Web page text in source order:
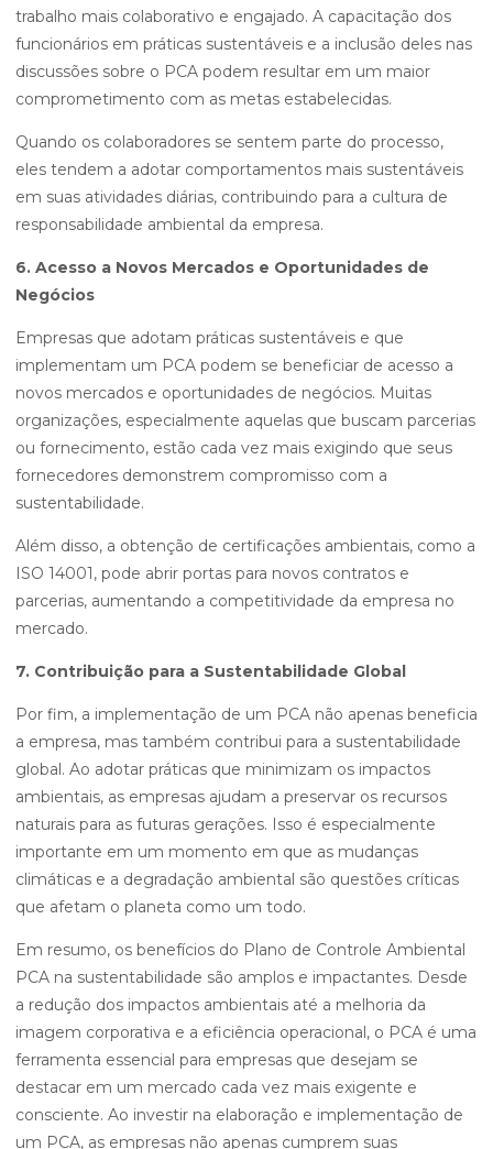
trabalho mais colaborativo e engajado. A capacitação dos
funcionários em práticas sustentáveis e a inclusão deles nas
discussões sobre o PCA podem resultar em um maior
comprometimento com as metas estabelecidas.
Quando os colaboradores se sentem parte do processo,
eles tendem a adotar comportamentos mais sustentáveis
em suas atividades diárias, contribuindo para a cultura de
responsabilidade ambiental da empresa.
6. Acesso a Novos Mercados e Oportunidades de
Negócios
Empresas que adotam práticas sustentáveis e que
implementam um PCA podem se beneficiar de acesso a
novos mercados e oportunidades de negócios. Muitas
organizações, especialmente aquelas que buscam parcerias
ou fornecimento, estão cada vez mais exigindo que seus
fornecedores demonstrem compromisso com a
sustentabilidade.
Além disso, a obtenção de certificações ambientais, como a
ISO 14001, pode abrir portas para novos contratos e
parcerias, aumentando a competitividade da empresa no
mercado.
7. Contribuição para a Sustentabilidade Global
Por fim, a implementação de um PCA não apenas beneficia
a empresa, mas também contribui para a sustentabilidade
global. Ao adotar práticas que minimizam os impactos
ambientais, as empresas ajudam a preservar os recursos
naturais para as futuras gerações. Isso é especialmente
importante em um momento em que as mudanças
climáticas e a degradação ambiental são questões críticas
que afetam o planeta como um todo.
Em resumo, os benefícios do Plano de Controle Ambiental
PCA na sustentabilidade são amplos e impactantes. Desde
a redução dos impactos ambientais até a melhoria da
imagem corporativa e a eficiência operacional, o PCA é uma
ferramenta essencial para empresas que desejam se
destacar em um mercado cada vez mais exigente e
consciente. Ao investir na elaboração e implementação de
um PCA, as empresas não apenas cumprem suas